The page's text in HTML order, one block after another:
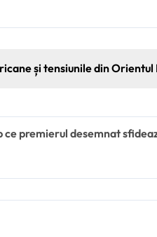
și tensiunile din Orientul
premierul desemnat